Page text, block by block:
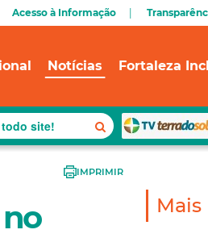
Acesso à Informação
Notícias Fortaleza
IMPRIMIR
Mais